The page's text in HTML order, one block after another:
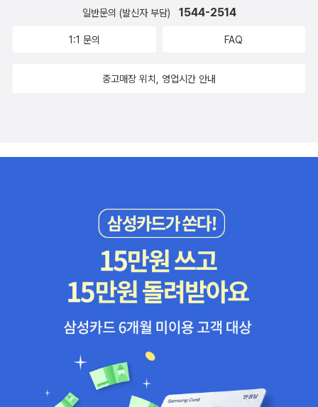
일반문의 (발신자 부담) 1544-2514
1:1 문의 FAQ
중고매장 위치, 영업시간 안내